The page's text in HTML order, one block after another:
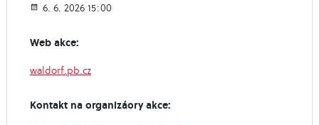
6. 6. 2026 15:00
Web akce:
waldorf.pb.cz
Kontakt na organizáory akce: